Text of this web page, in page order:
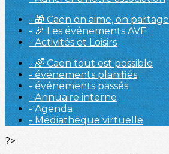
- 🎁 Caen on aime, on partage
- 🎉 Les événements AVF
- Activités et Loisirs
- 🌈 Caen tout est possible
- événements planifiés
- événements passés
- Annuaire interne
- Agenda
- Médiathèque virtuelle
?>